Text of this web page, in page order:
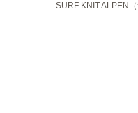
SURF KNIT ALPEN